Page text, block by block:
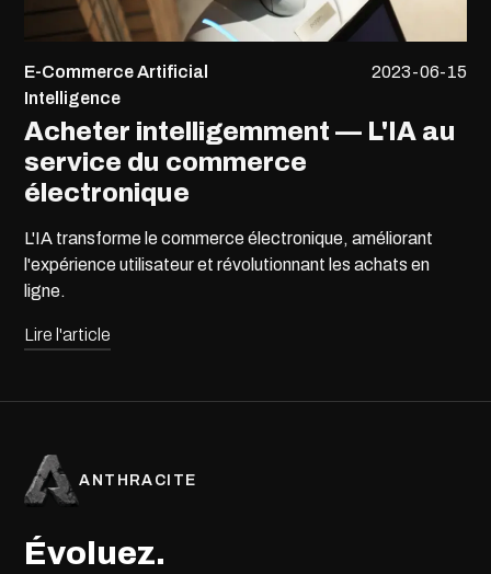
E-CommerceArtificial
Intelligence
2023-06-15
Acheter intelligemment — L'IA au
service du commerce
électronique
L'IA transforme le commerce électronique, améliorant
l'expérience utilisateur et révolutionnant les achats en
ligne.
Lire l'article
ANTHRACITE
Évoluez.